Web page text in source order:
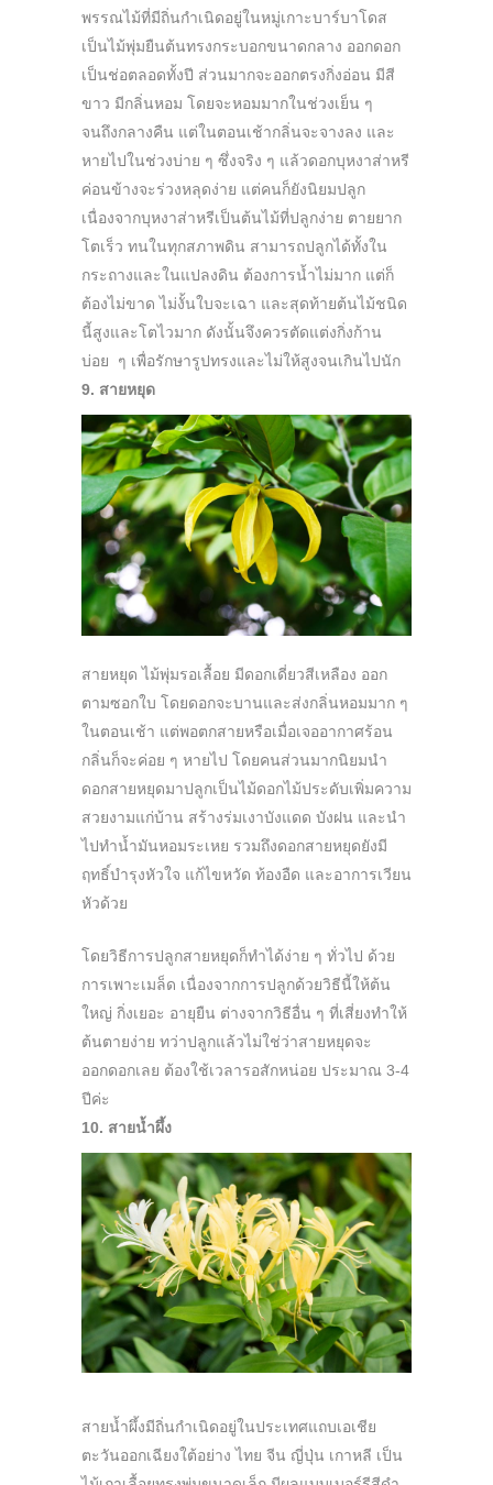
พรรณไม้ที่มีถิ่นกำเนิดอยู่ในหมู่เกาะบาร์บาโดส
เป็นไม้พุ่มยืนต้นทรงกระบอกขนาดกลาง ออกดอก
เป็นช่อตลอดทั้งปี ส่วนมากจะออกตรงกิ่งอ่อน มีสี
ขาว มีกลิ่นหอม โดยจะหอมมากในช่วงเย็น ๆ
จนถึงกลางคืน แต่ในตอนเช้ากลิ่นจะจางลง และ
หายไปในช่วงบ่าย ๆ ซึ่งจริง ๆ แล้วดอกบุหงาส่าหรี
ค่อนข้างจะร่วงหลุดง่าย แต่คนก็ยังนิยมปลูก
เนื่องจากบุหงาส่าหรีเป็นต้นไม้ที่ปลูกง่าย ตายยาก
โตเร็ว ทนในทุกสภาพดิน สามารถปลูกได้ทั้งใน
กระถางและในแปลงดิน ต้องการน้ำไม่มาก แต่ก็
ต้องไม่ขาด ไม่งั้นใบจะเฉา และสุดท้ายต้นไม้ชนิด
นี้สูงและโตไวมาก ดังนั้นจึงควรตัดแต่งกิ่งก้าน
บ่อย ๆ เพื่อรักษารูปทรงและไม่ให้สูงจนเกินไปนัก
9. สายหยุด
สายหยุด ไม้พุ่มรอเลื้อย มีดอกเดี่ยวสีเหลือง ออก
ตามซอกใบ โดยดอกจะบานและส่งกลิ่นหอมมาก ๆ
ในตอนเช้า แต่พอตกสายหรือเมื่อเจออากาศร้อน
กลิ่นก็จะค่อย ๆ หายไป โดยคนส่วนมากนิยมนำ
ดอกสายหยุดมาปลูกเป็นไม้ดอกไม้ประดับเพิ่มความ
สวยงามแก่บ้าน สร้างร่มเงาบังแดด บังฝน และนำ
ไปทำน้ำมันหอมระเหย รวมถึงดอกสายหยุดยังมี
ฤทธิ์บำรุงหัวใจ แก้ไขหวัด ท้องอืด และอาการเวียน
หัวด้วย
โดยวิธีการปลูกสายหยุดก็ทำได้ง่าย ๆ ทั่วไป ด้วย
การเพาะเมล็ด เนื่องจากการปลูกด้วยวิธีนี้ให้ต้น
ใหญ่ กิ่งเยอะ อายุยืน ต่างจากวิธีอื่น ๆ ที่เสี่ยงทำให้
ต้นตายง่าย ทว่าปลูกแล้วไม่ใช่ว่าสายหยุดจะ
ออกดอกเลย ต้องใช้เวลารอสักหน่อย ประมาณ 3-4
ปีค่ะ
10. สายน้ำผึ้ง
สายน้ำผึ้งมีถิ่นกำเนิดอยู่ในประเทศแถบเอเชีย
ตะวันออกเฉียงใต้อย่าง ไทย จีน ญี่ปุ่น เกาหลี เป็น